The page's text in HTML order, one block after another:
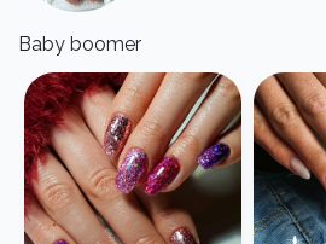
Baby boomer